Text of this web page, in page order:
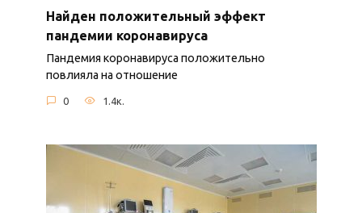
Найден положительный эффект
пандемии коронавируса
Пандемия коронавируса положительно
повлияла на отношение
0 1.4к.